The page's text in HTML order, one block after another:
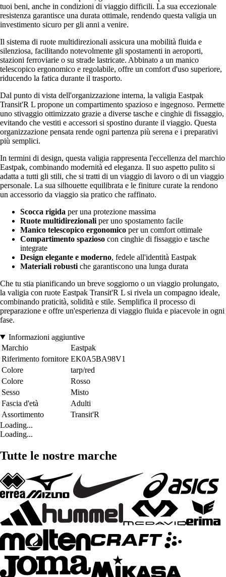
tuoi beni, anche in condizioni di viaggio difficili. La sua eccezionale
resistenza garantisce una durata ottimale, rendendo questa valigia un
investimento sicuro per gli anni a venire.
Il sistema di ruote multidirezionali assicura una mobilità fluida e
silenziosa, facilitando notevolmente gli spostamenti in aeroporti,
stazioni ferroviarie o su strade lastricate. Abbinato a un manico
telescopico ergonomico e regolabile, offre un comfort d'uso superiore,
riducendo la fatica durante il trasporto.
Dal punto di vista dell'organizzazione interna, la valigia Eastpak
Transit'R L propone un compartimento spazioso e ingegnoso. Permette
uno stivaggio ottimizzato grazie a diverse tasche e cinghie di fissaggio,
evitando che vestiti e accessori si spostino durante il viaggio. Questa
organizzazione pensata rende ogni partenza più serena e i preparativi
più semplici.
In termini di design, questa valigia rappresenta l'eccellenza del marchio
Eastpak, combinando modernità ed eleganza. Il suo aspetto pulito si
adatta a tutti gli stili, che si tratti di un viaggio di lavoro o di un viaggio
personale. La sua silhouette equilibrata e le finiture curate la rendono
un accessorio da viaggio sia pratico che raffinato.
Scocca rigida per una protezione massima
Ruote multidirezionali per uno spostamento facile
Manico telescopico ergonomico per un comfort ottimale
Compartimento spazioso con cinghie di fissaggio e tasche
integrate
Design elegante e moderno, fedele all'identità Eastpak
Materiali robusti che garantiscono una lunga durata
Che tu stia pianificando un breve soggiorno o un viaggio prolungato,
la valigia con ruote Eastpak Transit'R L si rivela un compagno ideale,
combinando praticità, solidità e stile. Semplifica il processo di
preparazione e offre un'esperienza di viaggio fluida e piacevole in ogni
fase.
Informazioni aggiuntive
Marchio
Eastpak
Riferimento fornitore EK0A5BA98V1
Colore
tarp/red
Colore
Rosso
Sesso
Misto
Fascia d'età
Adulti
Assortimento
Transit'R
Loading...
Loading...
Tutte le nostre marche